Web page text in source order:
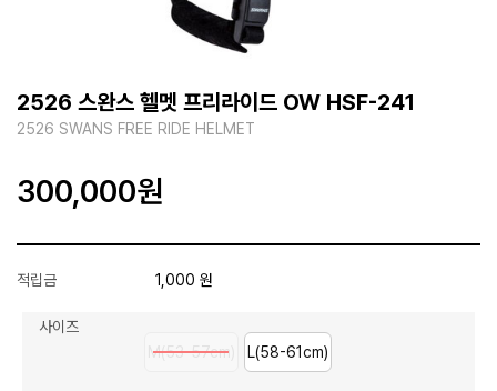
2526 스완스 헬멧 프리라이드 OW HSF-241
2526 SWANS FREE RIDE HELMET
300,000원
적립금 1,000 원
사이즈
M(53-57cm)
L(58-61cm)